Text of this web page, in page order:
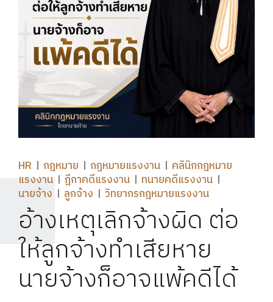
HR กฎหมาย กฏหมายแรงงาน
คลินิกกฎหมาย
แรงงาน
ฎีกาคดีแรงงาน
ทนายคดีแรงงาน
นายจ้าง
ลูกจ้าง วิทยากรกฎหมายแรงงาน
อ้างเหตุเลิกจ้างผิด ต่อ
ให้ลูกจ้างทำเสียหาย
นายจ้างก็อาจแพ้คดีได้